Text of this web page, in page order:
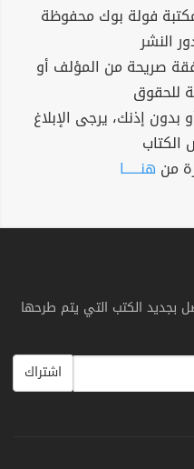
فولة بوك محفوظة
النشر
صريحة من المؤلف أو
للحقوق
إذنك، يرجى الإبلاغ
الكتاب
من هنــــــا
بجديد الكتب التي يتم طرحها
اشتراك